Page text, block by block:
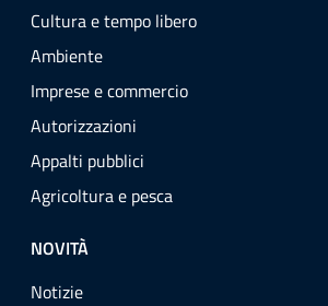
Cultura e tempo libero
Ambiente
Imprese e commercio
Autorizzazioni
Appalti pubblici
Agricoltura e pesca
NOVITÀ
Notizie